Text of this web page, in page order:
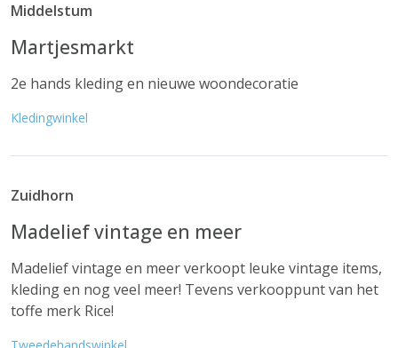
Middelstum
Martjesmarkt
2e hands kleding en nieuwe woondecoratie
Kledingwinkel
Zuidhorn
Madelief vintage en meer
Madelief vintage en meer verkoopt leuke vintage items,
kleding en nog veel meer! Tevens verkooppunt van het
toffe merk Rice!